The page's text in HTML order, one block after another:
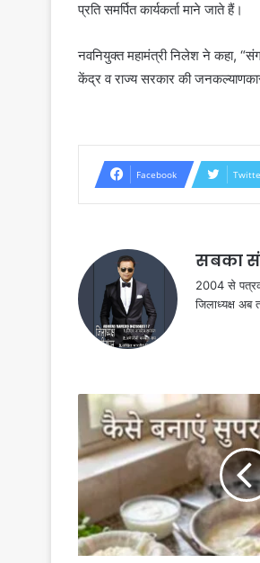
प्रति समर्पित कार्यकर्ता माने जाते हैं।
नवनियुक्त महामंत्री निलेश ने कहा,
केंद्र व राज्य सरकार की
Facebook
सबका
2004 से
जिलाध्यक्ष अब